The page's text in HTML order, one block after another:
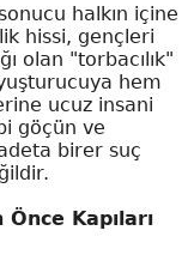
halkın içine
hissi, gençleri
olan "torbacılık"
hem
ucuz insani
göçün ve
birer suç
Kapıları